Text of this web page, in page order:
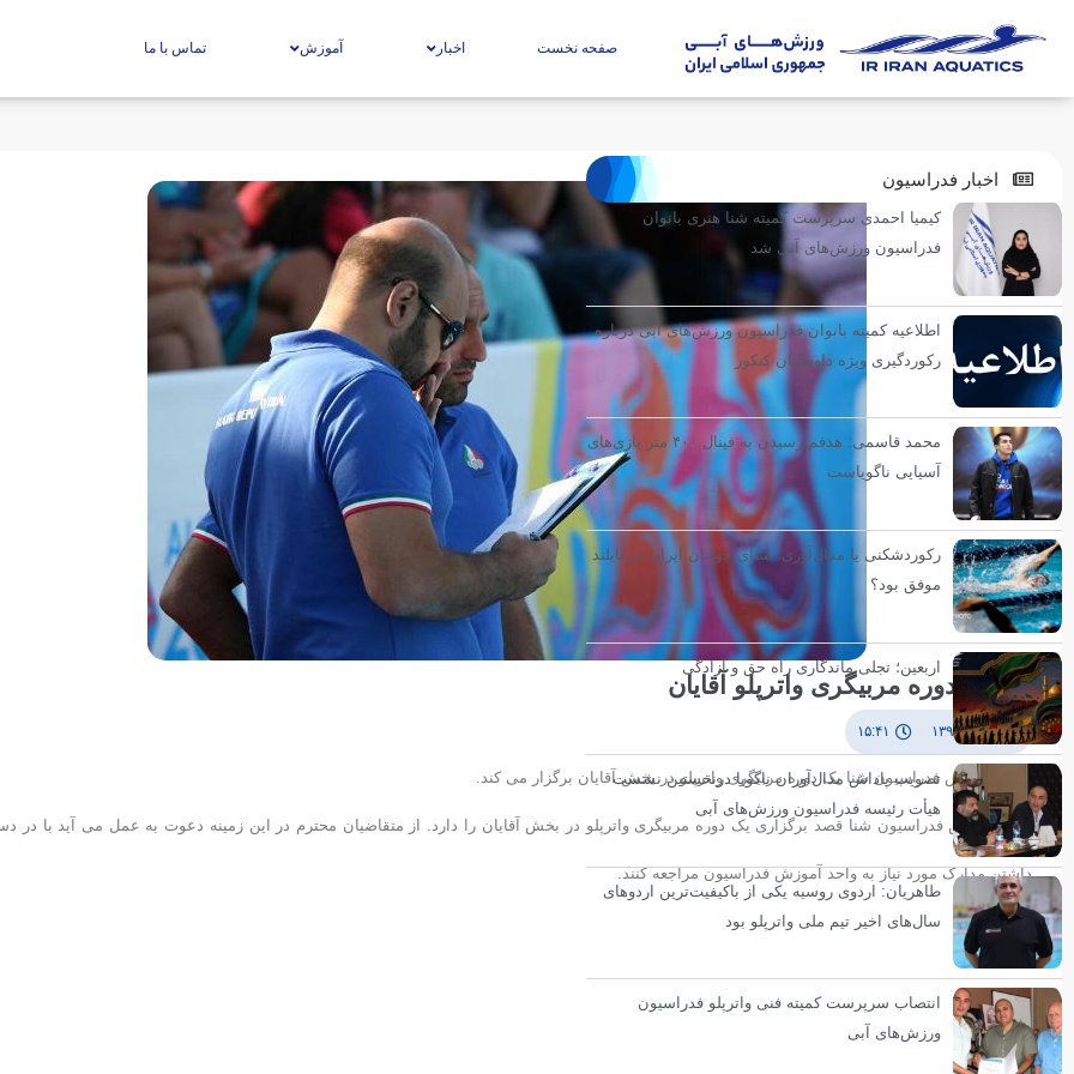
صفحه نخست اخبار آموزش تماس با ما
ثبت‌نام دوره مربیگری واترپلو آقایان
۷ مهر ۱۳۹۴ ۱۵:۴۱
کمیته آموزش فدراسیون شنا یک دوره مربیگری واترپلو در بخش آقایان برگزار می کند.
واحد آموزش فدراسیون شنا قصد برگزاری یک دوره مربیگری واترپلو در بخش آقایان را دارد. از متقاضیان محترم در این زمینه دعوت به عمل می آید با در
داشتن مدارک مورد نیاز به واحد آموزش فدراسیون مراجعه کنند.
اخبار فدراسیون
کیمیا احمدی سرپرست کمیته شنا هنری بانوان
فدراسیون ورزش‌های آبی شد
اطلاعیه کمیته بانوان فدراسیون ورزش‌های آبی درباره
رکوردگیری ویژه داوطلبان کنکور
محمد قاسمی: هدفم رسیدن به فینال ۴۰۰ متر بازی‌های
آسیایی ناگویاست
رکوردشکنی یا مدال‌آوری؛ شنای جوانان ایران در تایلند
موفق بود؟
اربعین؛ تجلی ماندگاری راه حق و آزادگی
تصویب پاداش مدال‌آوران ناگویا درنخستین نشست
هیأت رئیسه فدراسیون ورزش‌های آبی
طاهریان: اردوی روسیه یکی از باکیفیت‌ترین اردوهای
سال‌های اخیر تیم ملی واترپلو بود
انتصاب سرپرست کمیته فنی واترپلو فدراسیون
ورزش‌های آبی